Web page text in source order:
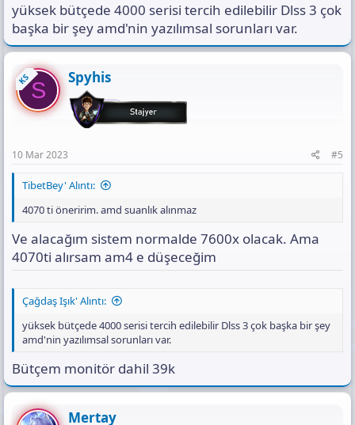
yüksek bütçede 4000 serisi tercih edilebilir Dlss 3 çok
başka bir şey amd'nin yazılımsal sorunları var.
KSS Spyhis
10 Mar 2023 #5
TibetBey' Alıntı:
4070 ti öneririm. amd suanlık alınmaz
Ve alacağım sistem normalde 7600x olacak. Ama
4070ti alırsam am4 e düşeceğim
Çağdaş Işık' Alıntı:
yüksek bütçede 4000 serisi tercih edilebilir Dlss 3 çok başka bir şey
amd'nin yazılımsal sorunları var.
Bütçem monitör dahil 39k
Mertay